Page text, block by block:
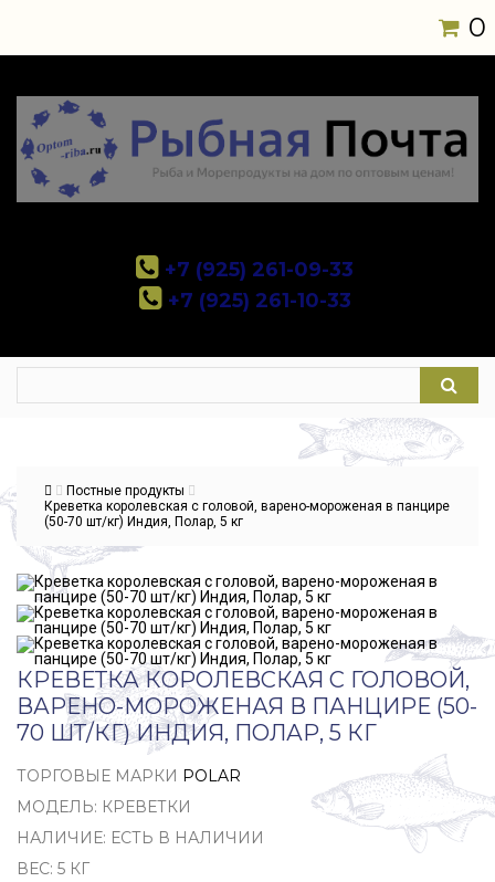
0
+7 (925) 261-09-33
+7 (925) 261-10-33
Постные продукты
Креветка королевская с головой, варено-мороженая в панцире
(50-70 шт/кг) Индия, Полар, 5 кг
КРЕВЕТКА КОРОЛЕВСКАЯ С ГОЛОВОЙ,
ВАРЕНО-МОРОЖЕНАЯ В ПАНЦИРЕ (50-
70 ШТ/КГ) ИНДИЯ, ПОЛАР, 5 КГ
ТОРГОВЫЕ МАРКИ POLAR
МОДЕЛЬ: КРЕВЕТКИ
НАЛИЧИЕ: ЕСТЬ В НАЛИЧИИ
ВЕС: 5 КГ